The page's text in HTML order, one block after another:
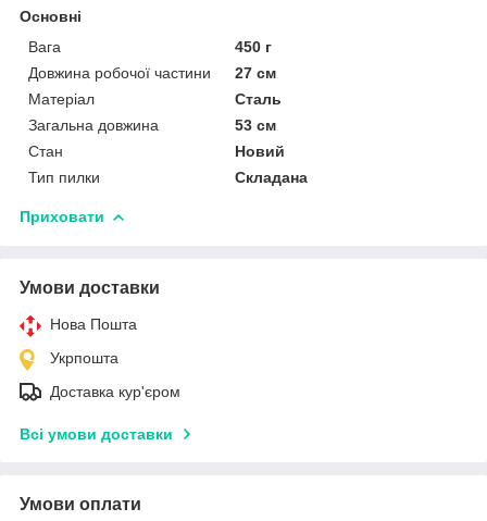
Основні
Вага
450 г
Довжина робочої частини
27 см
Матеріал
Сталь
Загальна довжина
53 см
Стан
Новий
Тип пилки
Складана
Приховати
Умови доставки
Нова Пошта
Укрпошта
Доставка кур'єром
Всі умови доставки
Умови оплати